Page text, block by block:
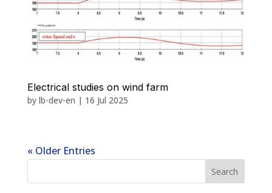
Electrical studies on wind farm
by lb-dev-en | 16 Jul 2025
« Older Entries
Search